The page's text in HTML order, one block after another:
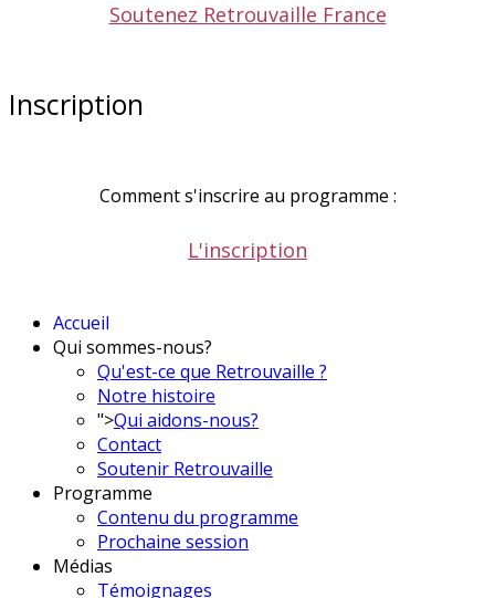
Soutenez Retrouvaille France
Inscription
Comment s'inscrire au programme :
L'inscription
Accueil
Qui sommes-nous?
Qu'est-ce que Retrouvaille ?
Notre histoire
">Qui aidons-nous?
Contact
Soutenir Retrouvaille
Programme
Contenu du programme
Prochaine session
Médias
Témoignages